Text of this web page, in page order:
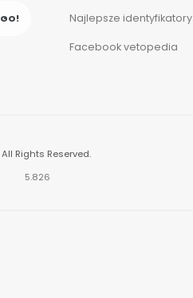
GO! Najlepsze identyfikatory
Facebook vetopedia
Rights Reserved.
5.826